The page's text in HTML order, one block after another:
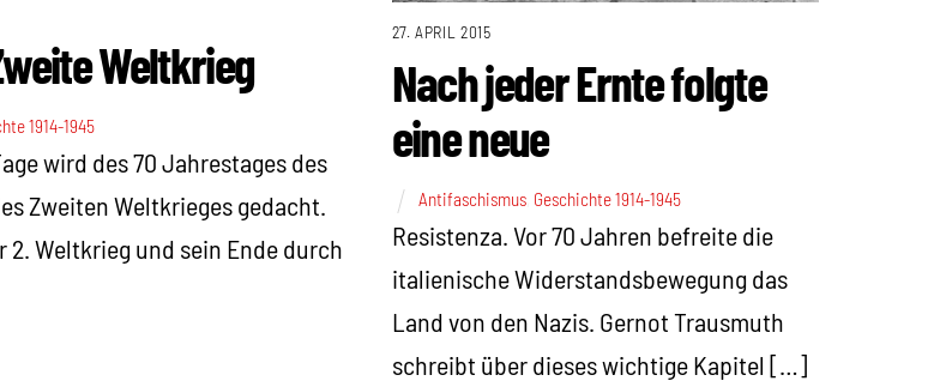
Weltkrieg
1914-1945
wird des 70 Jahrestages des
Zweiten Weltkrieges gedacht.
2. Weltkrieg und sein Ende durch
27. APRIL 2015
Nach jeder Ernte folgte
eine neue
Antifaschismus, Geschichte 1914-1945
Resistenza. Vor 70 Jahren befreite die
italienische Widerstandsbewegung das
Land von den Nazis. Gernot Trausmuth
schreibt über dieses wichtige Kapitel […]